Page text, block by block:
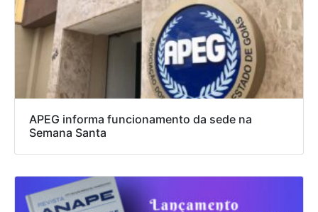
APEG informa funcionamento da sede na
Semana Santa